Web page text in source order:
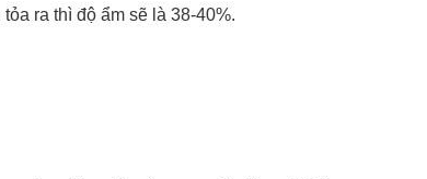
ra thì độ ẩm sẽ là 38-40%.